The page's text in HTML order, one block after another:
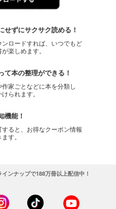
せずにサクサク読める！
ンロードすれば、いつでもど
楽しめます。
て本の整理ができる！
作家ごとなどに本を分類し
られます。
機能！
ると、お得なクーポン情報
す。
ンナップで188万冊以上配信中！